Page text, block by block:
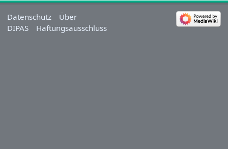
Datenschutz
Über
DIPAS
Haftungsausschluss